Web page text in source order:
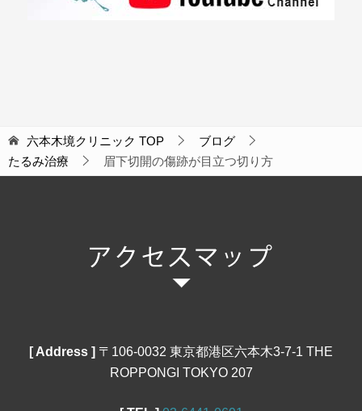
六本木境クリニック TOP
ブログ
たるみ治療
眉下切開の傷跡が目立つ切り方
[ Address ] 〒106‐0032 東京都港区六本木3-7-1 THE
ROPPONGI TOKYO 207